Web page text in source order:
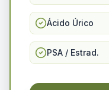
Ácido Úrico
PSA / Estrad.